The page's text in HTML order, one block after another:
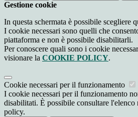
Gestione cookie
In questa schermata è possibile scegliere
I cookie necessari sono quelli che
piattaforma e non è possibile disabilitarli.
Per conoscere quali sono i cookie
visionare la COOKIE POLICY.
Cookie necessari per il funzionamento
I cookie necessari per il funzionamento
disabilitati. È possibile consultare
policy.